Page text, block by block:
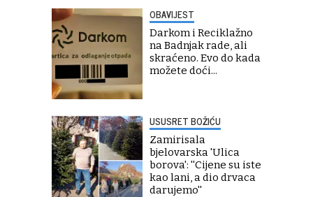
OBAVIJEST
Darkom i Reciklažno
na Badnjak rade, ali
skraćeno. Evo do kada
možete doći...
USUSRET BOŽIĆU
Zamirisala
bjelovarska 'Ulica
borova': ''Cijene su iste
kao lani, a dio drvaca
darujemo''